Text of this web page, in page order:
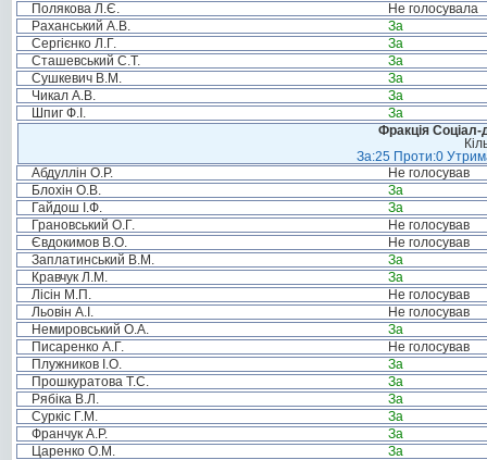
Полякова Л.Є.
Не голосувала
Раханський А.В.
За
Сергієнко Л.Г.
За
Сташевський С.Т.
За
Сушкевич В.М.
За
Чикал А.В.
За
Шпиг Ф.І.
За
Фракція Соціал-
За:25 Проти:0
Абдуллін О.Р.
Не голосував
Блохін О.В.
За
Гайдош І.Ф.
За
Грановський О.Г.
Не голосував
Євдокимов В.О.
Не голосував
Заплатинський В.М.
За
Кравчук Л.М.
За
Лісін М.П.
Не голосував
Льовін А.І.
Не голосував
Немировський О.А.
За
Писаренко А.Г.
Не голосував
Плужников І.О.
За
Прошкуратова Т.С.
За
Рябіка В.Л.
За
Суркіс Г.М.
За
Франчук А.Р.
За
Царенко О.М.
За